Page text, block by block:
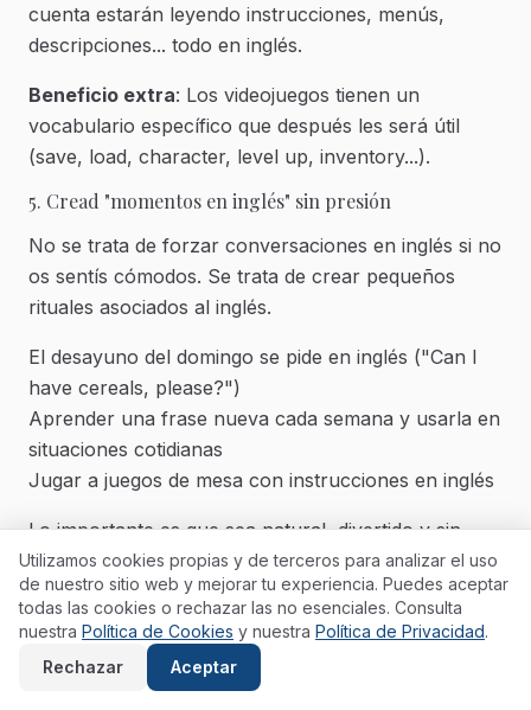
cuenta estarán leyendo instrucciones, menús,
descripciones... todo en inglés.
Beneficio extra: Los videojuegos tienen un
vocabulario específico que después les será útil
(save, load, character, level up, inventory...).
5. Cread "momentos en inglés" sin presión
No se trata de forzar conversaciones en inglés si no
os sentís cómodos. Se trata de crear pequeños
rituales asociados al inglés.
El desayuno del domingo se pide en inglés ("Can I
have cereals, please?")
Aprender una frase nueva cada semana y usarla en
situaciones cotidianas
Jugar a juegos de mesa con instrucciones en inglés
Lo importante es que sea natural, divertido y sin
corrección constante. El objetivo es uso, no
perfección.
Utilizamos cookies propias y de terceros para analizar el uso
de nuestro sitio web y mejorar tu experiencia. Puedes aceptar
todas las cookies o rechazar las no esenciales. Consulta
nuestra Política de Cookies y nuestra Política de Privacidad.
Rechazar
Aceptar